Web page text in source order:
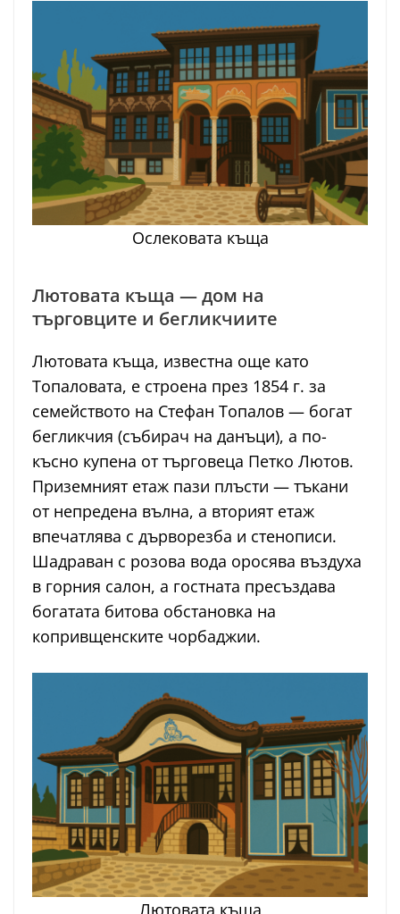
Ослековата къща
Лютовата къща — дом на
търговците и бегликчиите
Лютовата къща, известна още като
Топаловата, е строена през 1854 г. за
семейството на Стефан Топалов — богат
бегликчия (събирач на данъци), а по-
късно купена от търговеца Петко Лютов.
Приземният етаж пази плъсти — тъкани
от непредена вълна, а вторият етаж
впечатлява с дърворезба и стенописи.
Шадраван с розова вода оросява въздуха
в горния салон, а гостната пресъздава
богатата битова обстановка на
копривщенските чорбаджии.
Лютовата къща